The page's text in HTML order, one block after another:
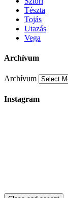
Tészta
Tojás
Utazás
Vega
Archívum
Archívum
Instagram